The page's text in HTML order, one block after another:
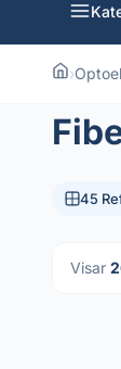
›
45
Visar